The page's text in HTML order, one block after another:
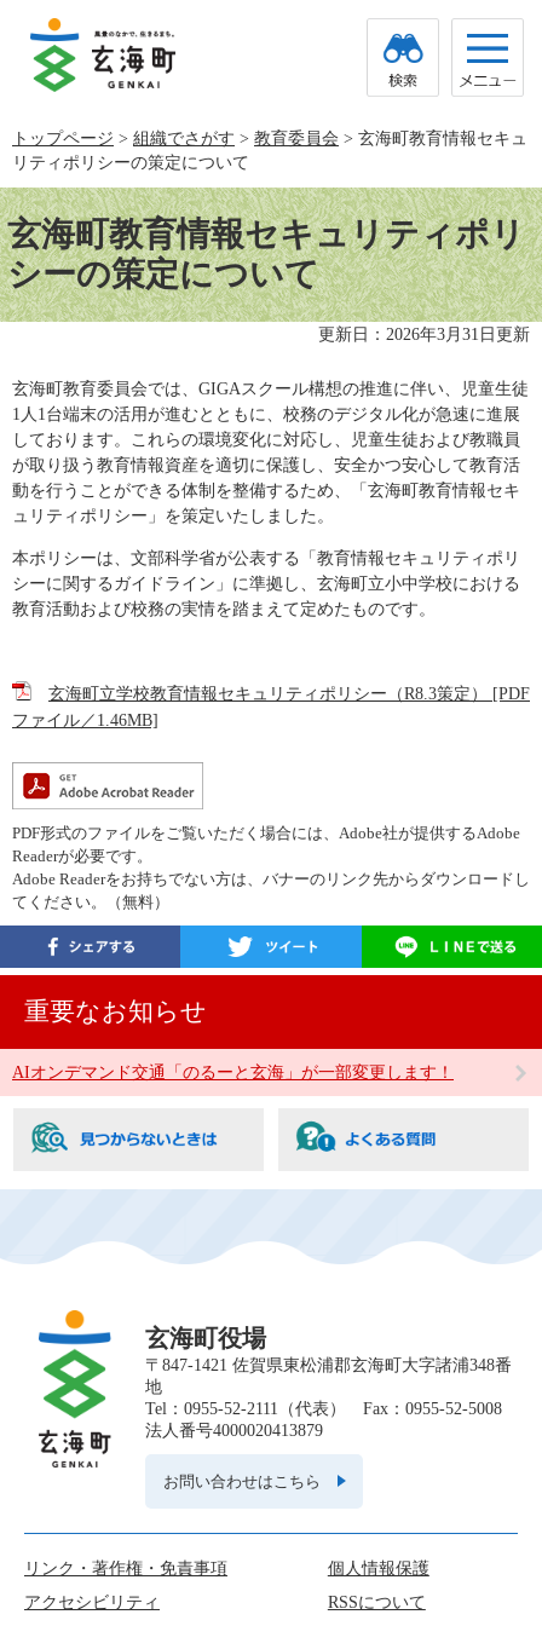
で
す。
ば
し
て
本
文
へ
トップページ > 組織でさがす > 教育委員会 > 玄海町教育情報セキュ
リティポリシーの策定について
本
文玄海町教育情報セキュリティポリ
シーの策定について
更新日：2026年3月31日更新
玄海町教育委員会では、GIGAスクール構想の推進に伴い、児童生徒
1人1台端末の活用が進むとともに、校務のデジタル化が急速に進展
しております。これらの環境変化に対応し、児童生徒および教職員
が取り扱う教育情報資産を適切に保護し、安全かつ安心して教育活
動を行うことができる体制を整備するため、「玄海町教育情報セキ
ュリティポリシー」を策定いたしました。
本ポリシーは、文部科学省が公表する「教育情報セキュリティポリ
シーに関するガイドライン」に準拠し、玄海町立小中学校における
教育活動および校務の実情を踏まえて定めたものです。
玄海町立学校教育情報セキュリティポリシー（R8.3策定） [PDF
ファイル／1.46MB]
PDF形式のファイルをご覧いただく場合には、Adobe社が提供するAdobe
Readerが必要です。
Adobe Readerをお持ちでない方は、バナーのリンク先からダウンロードし
てください。（無料）
重要なお知らせ
AIオンデマンド交通「のるーと玄海」が一部変更します！
玄海町役場
〒847-1421 佐賀県東松浦郡玄海町大字諸浦348番
地
Tel：0955-52-2111（代表） Fax：0955-52-5008
法人番号4000020413879
お問い合わせはこちら
リンク・著作権・免責事項
個人情報保護
アクセシビリティ
RSSについて